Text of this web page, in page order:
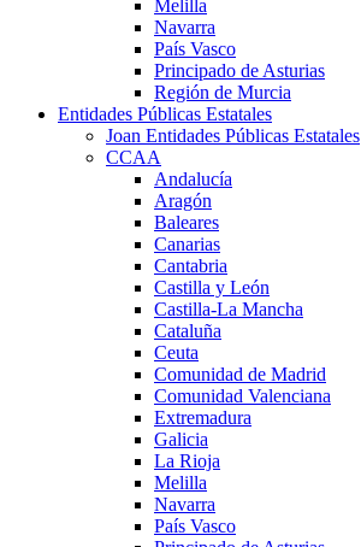
Melilla
Navarra
País Vasco
Principado de Asturias
Región de Murcia
Entidades Públicas Estatales
Joan Entidades Públicas Estatales
CCAA
Andalucía
Aragón
Baleares
Canarias
Cantabria
Castilla y León
Castilla-La Mancha
Cataluña
Ceuta
Comunidad de Madrid
Comunidad Valenciana
Extremadura
Galicia
La Rioja
Melilla
Navarra
País Vasco